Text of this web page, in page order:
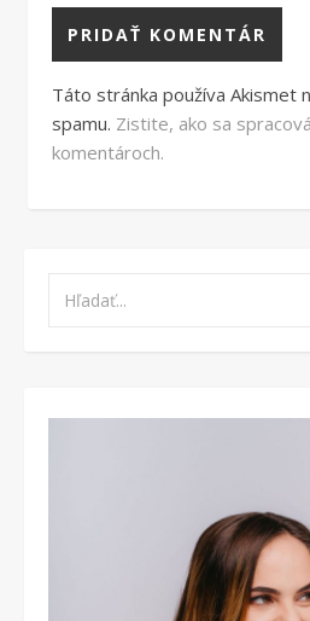
Táto stránka používa Akismet
spamu. Zistite, ako sa
komentároch.